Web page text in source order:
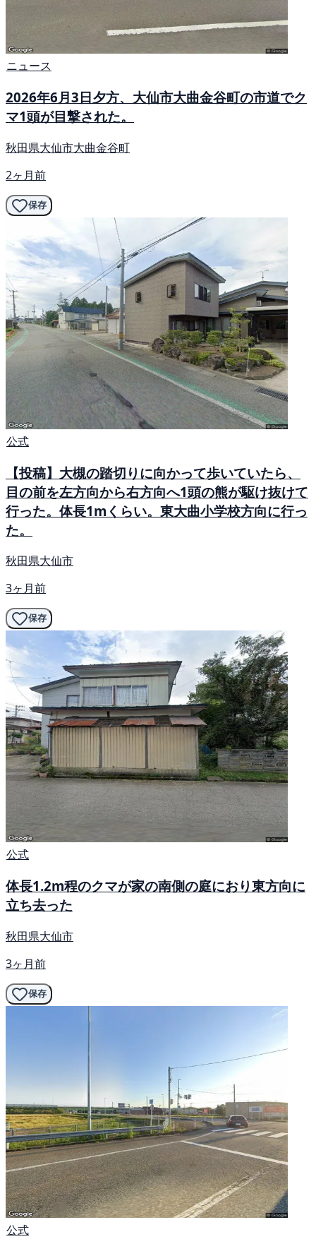
ニュース
2026年6月3日夕方、大仙市大曲金谷町の市道でク
マ1頭が目撃された。
秋田県大仙市大曲金谷町
2ヶ月前
保存
公式
【投稿】大槻の踏切りに向かって歩いていたら、
目の前を左方向から右方向へ1頭の熊が駆け抜けて
行った。体長1mくらい。東大曲小学校方向に行っ
た。
秋田県大仙市
3ヶ月前
保存
公式
体長1.2m程のクマが家の南側の庭におり東方向に
立ち去った
秋田県大仙市
3ヶ月前
保存
公式